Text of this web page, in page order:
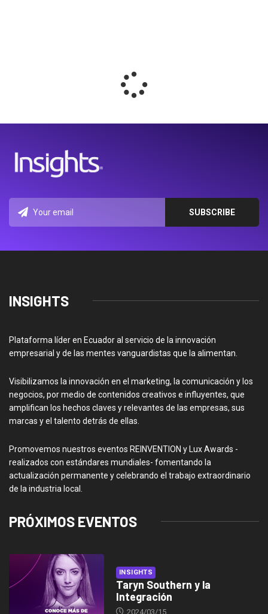
INSIGHTS
Plataforma líder en Ecuador al servicio de la innovación
empresarial y de las mentes vanguardistas que la alimentan.
Visibilizamos la innovación en el marketing, la comunicación y los
negocios, por medio de contenidos creativos e influyentes, que
amplifican los hechos claves y relevantes de las empresas, sus
marcas y el talento detrás de ellas.
Promovemos nuestros eventos REINVENTION y Lux Awards -
realizados con estándares mundiales- fomentando la
actualización permanente y celebrando el trabajo extraordinario
de la industria local.
PRÓXIMOS EVENTOS
INSIGHTS
Taryn Southern y la
Integración
2024/03/15